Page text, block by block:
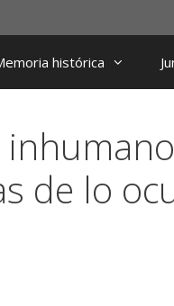
histórica
de lo